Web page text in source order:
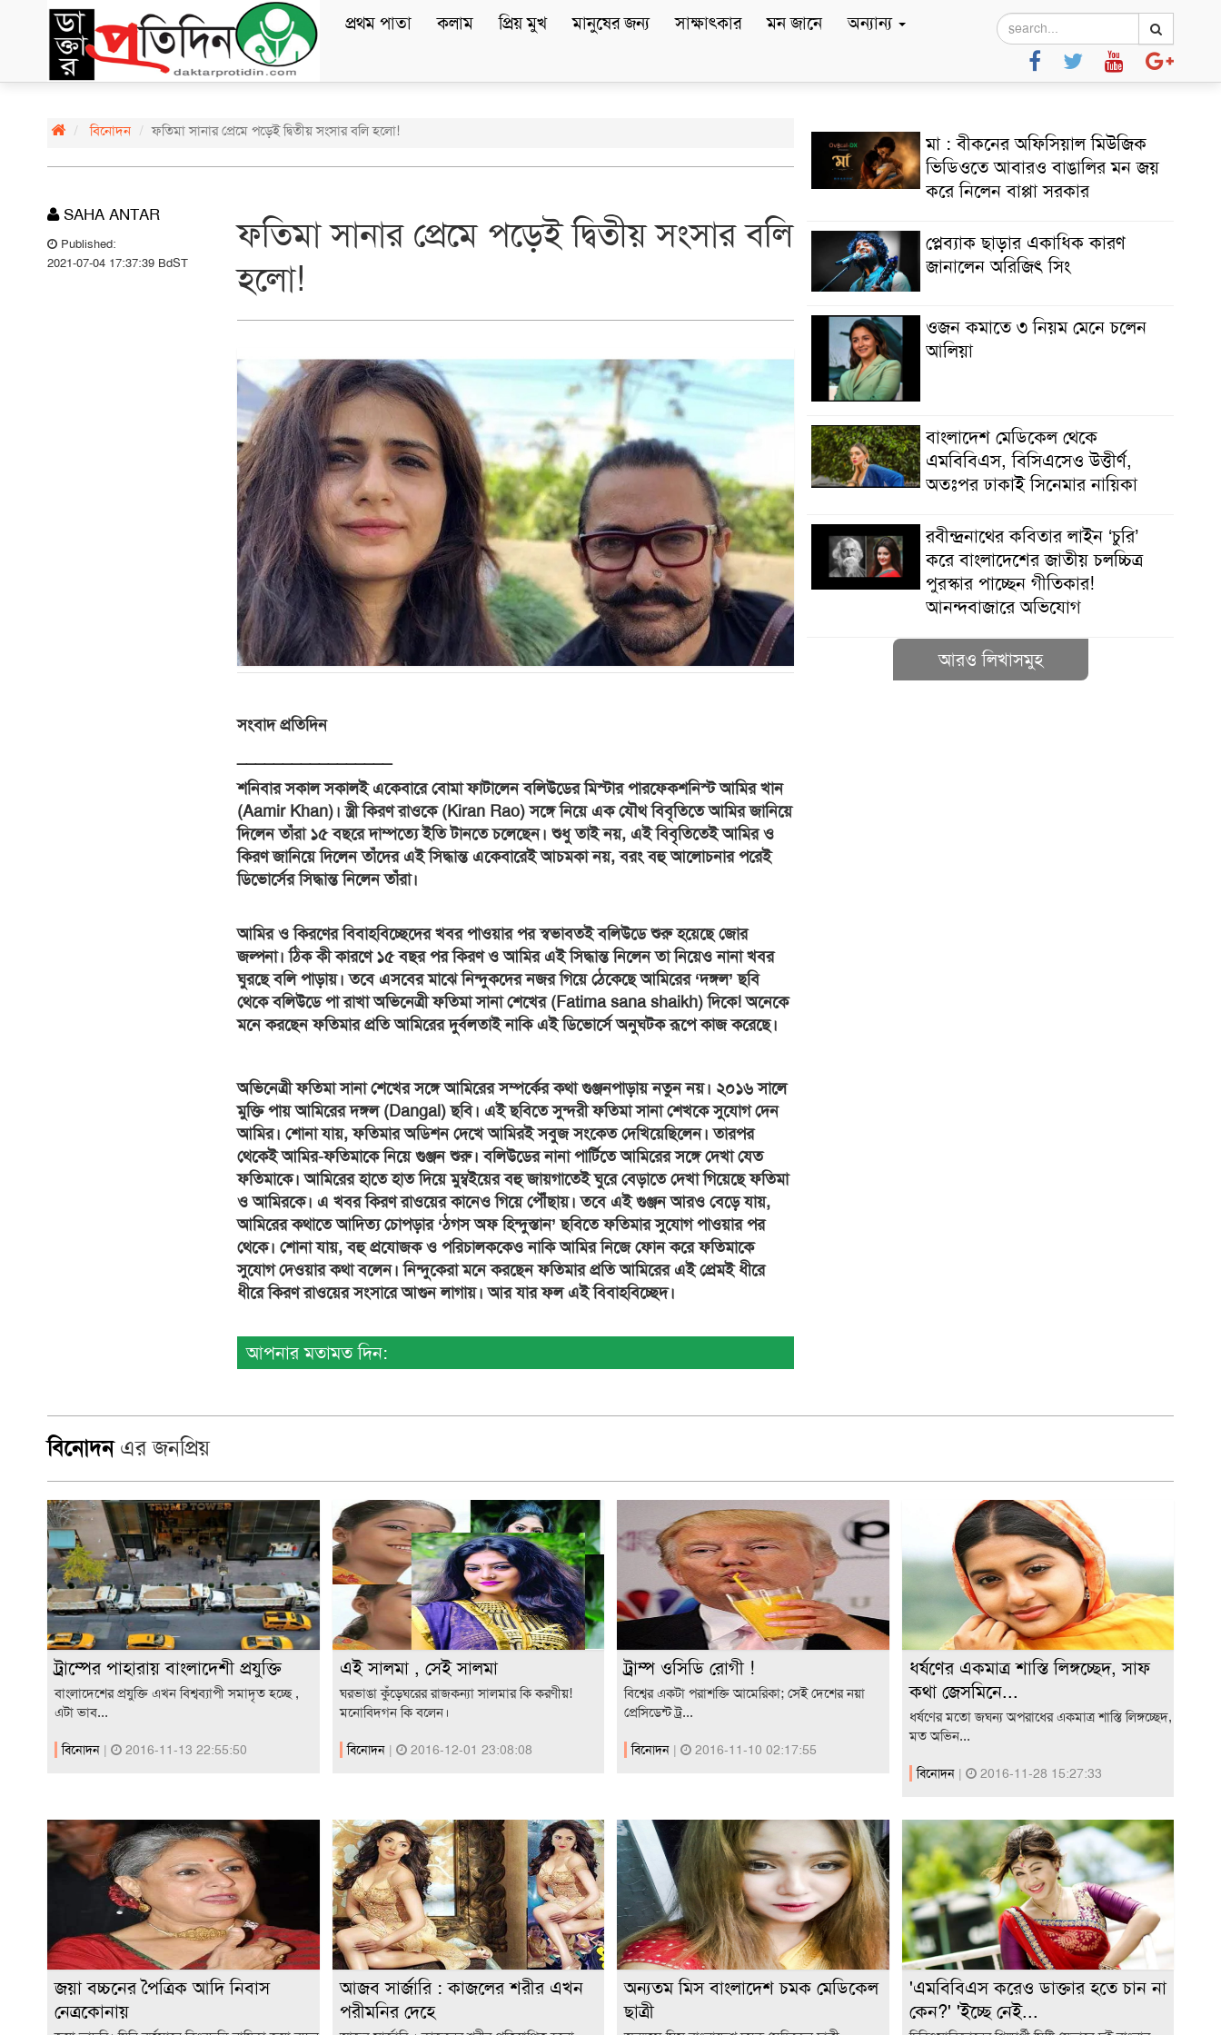
প্রথম পাতা কলাম প্রিয় মুখ মানুষের জন্য সাক্ষাৎকার মন জানে অন্যান্য
বিনোদন ফতিমা সানার প্রেমে পড়েই দ্বিতীয় সংসার বলি হলো!
SAHA ANTAR
Published:
2021-07-04 17:37:39 BdST
ফতিমা সানার প্রেমে পড়েই দ্বিতীয় সংসার বলি
হলো!
সংবাদ প্রতিদিন
শনিবার সকাল সকালই একেবারে বোমা ফাটালেন বলিউডের মিস্টার পারফেকশনিস্ট আমির খান
(Aamir Khan)। স্ত্রী কিরণ রাওকে (Kiran Rao) সঙ্গে নিয়ে এক যৌথ বিবৃতিতে আমির জানিয়ে
দিলেন তাঁরা ১৫ বছরে দাম্পত্যে ইতি টানতে চলেছেন। শুধু তাই নয়, এই বিবৃতিতেই আমির ও
কিরণ জানিয়ে দিলেন তাঁদের এই সিদ্ধান্ত একেবারেই আচমকা নয়, বরং বহু আলোচনার পরেই
ডিভোর্সের সিদ্ধান্ত নিলেন তাঁরা।
আমির ও কিরণের বিবাহবিচ্ছেদের খবর পাওয়ার পর স্বভাবতই বলিউডে শুরু হয়েছে জোর
জল্পনা। ঠিক কী কারণে ১৫ বছর পর কিরণ ও আমির এই সিদ্ধান্ত নিলেন তা নিয়েও নানা খবর
ঘুরছে বলি পাড়ায়। তবে এসবের মাঝে নিন্দুকদের নজর গিয়ে ঠেকেছে আমিরের ‘দঙ্গল’ ছবি
থেকে বলিউডে পা রাখা অভিনেত্রী ফতিমা সানা শেখের (Fatima sana shaikh) দিকে! অনেকে
মনে করছেন ফতিমার প্রতি আমিরের দুর্বলতাই নাকি এই ডিভোর্সে অনুঘটক রূপে কাজ করেছে।
অভিনেত্রী ফতিমা সানা শেখের সঙ্গে আমিরের সম্পর্কের কথা গুঞ্জনপাড়ায় নতুন নয়। ২০১৬ সালে
মুক্তি পায় আমিরের দঙ্গল (Dangal) ছবি। এই ছবিতে সুন্দরী ফতিমা সানা শেখকে সুযোগ দেন
আমির। শোনা যায়, ফতিমার অডিশন দেখে আমিরই সবুজ সংকেত দেখিয়েছিলেন। তারপর
থেকেই আমির-ফতিমাকে নিয়ে গুঞ্জন শুরু। বলিউডের নানা পার্টিতে আমিরের সঙ্গে দেখা যেত
ফতিমাকে। আমিরের হাতে হাত দিয়ে মুম্বইয়ের বহু জায়গাতেই ঘুরে বেড়াতে দেখা গিয়েছে ফতিমা
ও আমিরকে। এ খবর কিরণ রাওয়ের কানেও গিয়ে পৌঁছায়। তবে এই গুঞ্জন আরও বেড়ে যায়,
আমিরের কথাতে আদিত্য চোপড়ার ‘ঠগস অফ হিন্দুস্তান’ ছবিতে ফতিমার সুযোগ পাওয়ার পর
থেকে। শোনা যায়, বহু প্রযোজক ও পরিচালককেও নাকি আমির নিজে ফোন করে ফতিমাকে
সুযোগ দেওয়ার কথা বলেন। নিন্দুকেরা মনে করছেন ফতিমার প্রতি আমিরের এই প্রেমই ধীরে
ধীরে কিরণ রাওয়ের সংসারে আগুন লাগায়। আর যার ফল এই বিবাহবিচ্ছেদ।
আপনার মতামত দিন:
মা : বীকনের অফিসিয়াল মিউজিক
ভিডিওতে আবারও বাঙালির মন জয়
করে নিলেন বাপ্পা সরকার
প্লেব্যাক ছাড়ার একাধিক কারণ
জানালেন অরিজিৎ সিং
ওজন কমাতে ৩ নিয়ম মেনে চলেন
আলিয়া
বাংলাদেশ মেডিকেল থেকে
এমবিবিএস, বিসিএসেও উত্তীর্ণ,
অতঃপর ঢাকাই সিনেমার নায়িকা
রবীন্দ্রনাথের কবিতার লাইন ‘চুরি’
করে বাংলাদেশের জাতীয় চলচ্চিত্র
পুরস্কার পাচ্ছেন গীতিকার!
আনন্দবাজারে অভিযোগ
আরও লিখাসমুহ
বিনোদনএর জনপ্রিয়
ট্রাম্পের পাহারায় বাংলাদেশী প্রযুক্তি
বাংলাদেশের প্রযুক্তি এখন বিশ্বব্যাপী সমাদৃত হচ্ছে ,
এটা ভাব...
বিনোদন | 2016-11-13 22:55:50
এই সালমা , সেই সালমা
ঘরভাঙা কুঁড়েঘরের রাজকন্যা সালমার কি করণীয়!
মনোবিদগন কি বলেন।
বিনোদন | 2016-12-01 23:08:08
ট্রাম্প ওসিডি রোগী !
বিশ্বের একটা পরাশক্তি আমেরিকা; সেই দেশের নয়া
প্রেসিডেন্ট ট্র...
বিনোদন | 2016-11-10 02:17:55
ধর্ষণের একমাত্র শাস্তি লিঙ্গচ্ছেদ, সাফ
কথা জেসমিনে...
ধর্ষণের মতো জঘন্য অপরাধের একমাত্র শাস্তি লিঙ্গচ্ছেদ,
মত অভিন...
বিনোদন | 2016-11-28 15:27:33
জয়া বচ্চনের পৈত্রিক আদি নিবাস
নেত্রকোনায়
আজব সার্জারি : কাজলের শরীর এখন
পরীমনির দেহে
অন্যতম মিস বাংলাদেশ চমক মেডিকেল
ছাত্রী
'এমবিবিএস করেও ডাক্তার হতে চান না
কেন?' 'ইচ্ছে নেই...